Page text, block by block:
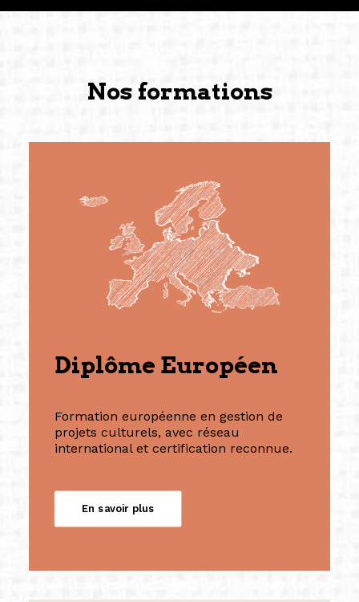
Nos formations
Diplôme Européen
Formation européenne en gestion de
projets culturels, avec réseau
international et certification reconnue.
En savoir plus